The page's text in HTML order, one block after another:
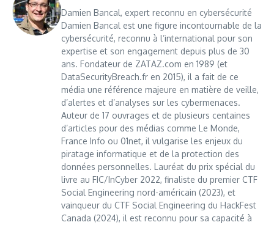
Damien Bancal, expert reconnu en cybersécurité
Damien Bancal est une figure incontournable de la
cybersécurité, reconnu à l’international pour son
expertise et son engagement depuis plus de 30
ans. Fondateur de ZATAZ.com en 1989 (et
DataSecurityBreach.fr en 2015), il a fait de ce
média une référence majeure en matière de veille,
d’alertes et d’analyses sur les cybermenaces.
Auteur de 17 ouvrages et de plusieurs centaines
d’articles pour des médias comme Le Monde,
France Info ou 01net, il vulgarise les enjeux du
piratage informatique et de la protection des
données personnelles. Lauréat du prix spécial du
livre au FIC/InCyber 2022, finaliste du premier CTF
Social Engineering nord-américain (2023), et
vainqueur du CTF Social Engineering du HackFest
Canada (2024), il est reconnu pour sa capacité à